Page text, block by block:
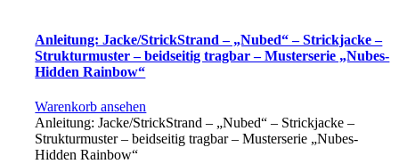
Anleitung: Jacke/StrickStrand – „Nubed“ – Strickjacke –
Strukturmuster – beidseitig tragbar – Musterserie „Nubes-
Hidden Rainbow“
Warenkorb ansehen
Anleitung: Jacke/StrickStrand – „Nubed“ – Strickjacke –
Strukturmuster – beidseitig tragbar – Musterserie „Nubes-
Hidden Rainbow“